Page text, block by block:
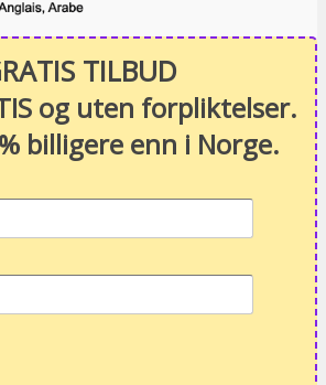
TILBUD
og uten forpliktelser.
billigere enn i Norge.